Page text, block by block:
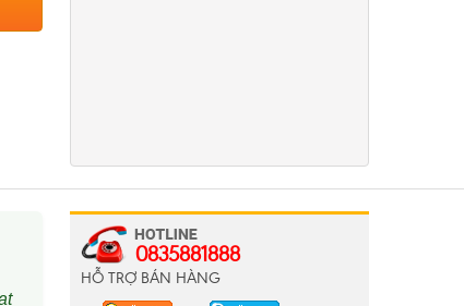
0835881888
HỖ TRỢ BÁN HÀNG